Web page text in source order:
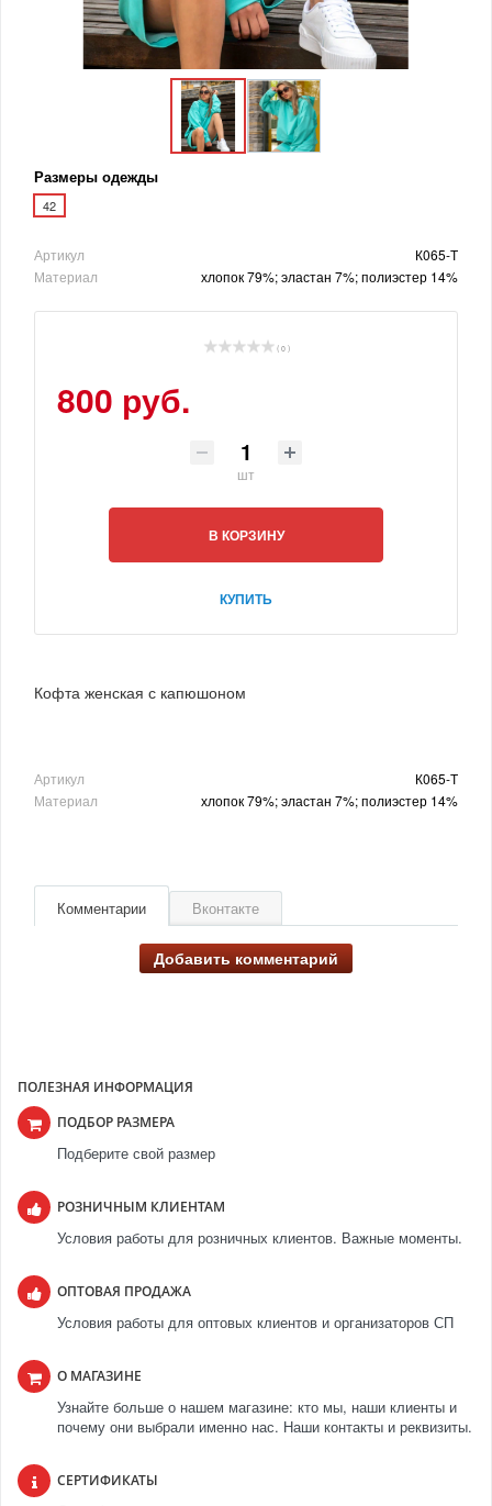
Размеры одежды
42
Артикул
К065-Т
Материал
хлопок 79%; эластан 7%; полиэстер 14%
( 0 )
800 руб.
шт
В КОРЗИНУ
КУПИТЬ
Кофта женская с капюшоном
Артикул
К065-Т
Материал
хлопок 79%; эластан 7%; полиэстер 14%
Комментарии Вконтакте
Добавить комментарий
ПОЛЕЗНАЯ ИНФОРМАЦИЯ
ПОДБОР РАЗМЕРА
Подберите свой размер
РОЗНИЧНЫМ КЛИЕНТАМ
Условия работы для розничных клиентов. Важные моменты.
ОПТОВАЯ ПРОДАЖА
Условия работы для оптовых клиентов и организаторов СП
О МАГАЗИНЕ
Узнайте больше о нашем магазине: кто мы, наши клиенты и
почему они выбрали именно нас. Наши контакты и реквизиты.
СЕРТИФИКАТЫ